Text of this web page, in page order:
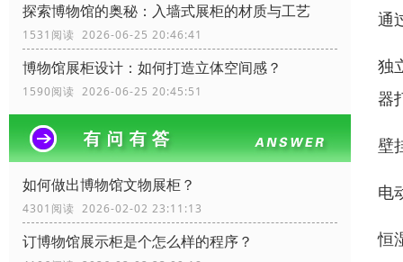
探索博物馆的奥秘：入墙式展柜的材质与工艺
1531阅读 2026-06-25 20:46:41
博物馆展柜设计：如何打造立体空间感？
1590阅读 2026-06-25 20:45:51
如何做出博物馆文物展柜？
4301阅读 2026-02-02 23:11:13
订博物馆展示柜是个怎么样的程序？
通
独
器
壁
电
恒